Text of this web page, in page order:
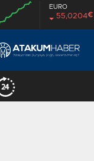
EURO
55,0204€